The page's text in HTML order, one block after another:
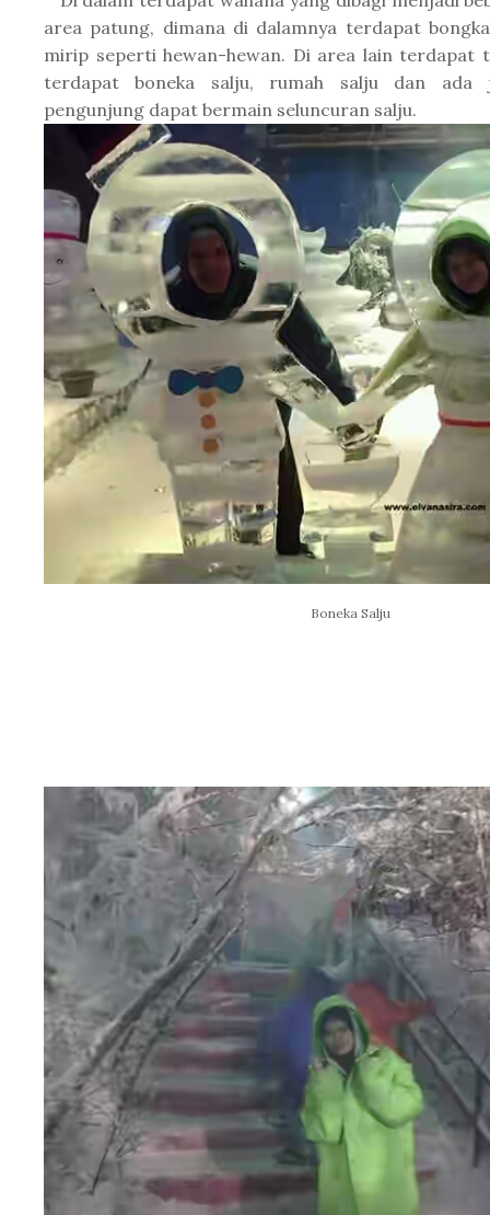
area patung, dimana di dalamnya terdapat
mirip seperti hewan-hewan. Di area lain terdapat
terdapat boneka salju, rumah salju dan ada
pengunjung dapat bermain seluncuran salju.
Boneka Salju